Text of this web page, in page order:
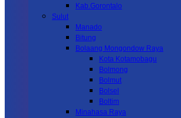
Kab.Gorontalo
Sulut
Manado
Bitung
Bolaang Mongondow Raya
Kota Kotamobagu
Bolmong
Bolmut
Bolsel
Boltim
Minahasa Raya